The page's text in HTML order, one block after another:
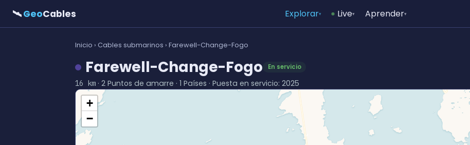
🛰GeoCables Explorar▾ Live▾ Aprender▾
Inicio › Cables submarinos › Farewell-Change-Fogo
Farewell-Change-Fogo En servicio
16 km · 2 Puntos de amarre · 1 Países · Puesta en servicio: 2025
+
−